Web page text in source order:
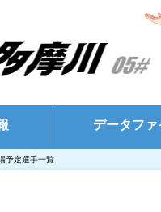
クス
データファ
予定選手一覧